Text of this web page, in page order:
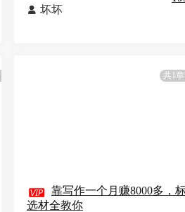
 坏坏
共1
 靠写作一个月赚8000多，
选材全教你